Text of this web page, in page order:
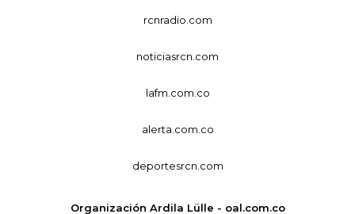
rcnradio.com
noticiasrcn.com
lafm.com.co
alerta.com.co
deportesrcn.com
Organización Ardila Lülle - oal.com.co